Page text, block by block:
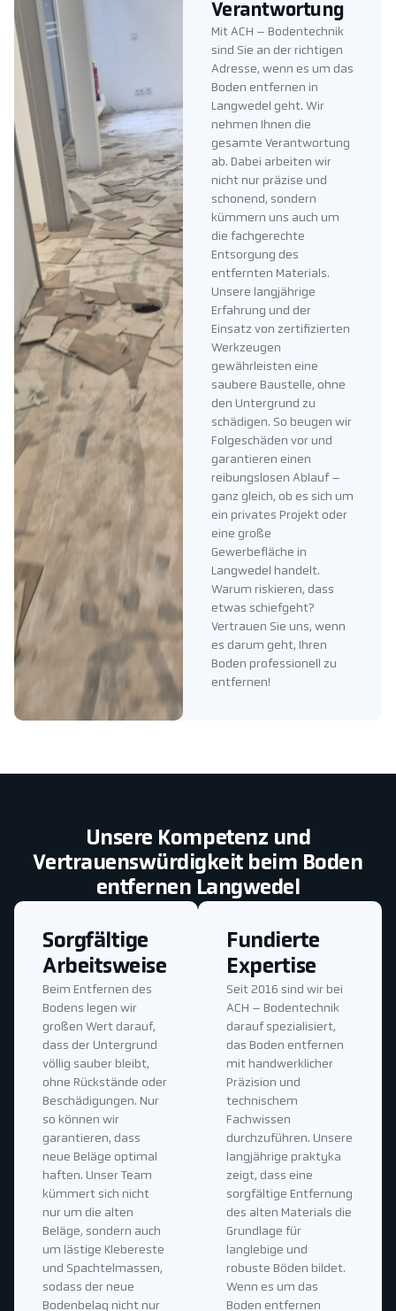
Verantwortung
Mit ACH – Bodentechnik
sind Sie an der richtigen
Adresse, wenn es um das
Boden entfernen in
Langwedel geht. Wir
nehmen Ihnen die
gesamte Verantwortung
ab. Dabei arbeiten wir
nicht nur präzise und
schonend, sondern
kümmern uns auch um
die fachgerechte
Entsorgung des
entfernten Materials.
Unsere langjährige
Erfahrung und der
Einsatz von zertifizierten
Werkzeugen
gewährleisten eine
saubere Baustelle, ohne
den Untergrund zu
schädigen. So beugen wir
Folgeschäden vor und
garantieren einen
reibungslosen Ablauf –
ganz gleich, ob es sich um
ein privates Projekt oder
eine große
Gewerbefläche in
Langwedel handelt.
Warum riskieren, dass
etwas schiefgeht?
Vertrauen Sie uns, wenn
es darum geht, Ihren
Boden professionell zu
entfernen!
Unsere Kompetenz und
Vertrauenswürdigkeit beim Boden
entfernen Langwedel
Fundierte
Expertise
Seit 2016 sind wir bei
ACH – Bodentechnik
darauf spezialisiert,
das Boden entfernen
mit handwerklicher
Präzision und
technischem
Fachwissen
durchzuführen. Unsere
langjährige praktyka
zeigt, dass eine
sorgfältige Entfernung
des alten Materials die
Grundlage für
langlebige und
robuste Böden bildet.
Wenn es um das
Boden entfernen
Sorgfältige
Arbeitsweise
Beim Entfernen des
Bodens legen wir
großen Wert darauf,
dass der Untergrund
völlig sauber bleibt,
ohne Rückstände oder
Beschädigungen. Nur
so können wir
garantieren, dass
neue Beläge optimal
haften. Unser Team
kümmert sich nicht
nur um die alten
Beläge, sondern auch
um lästige Klebereste
und Spachtelmassen,
sodass der neue
Bodenbelag nicht nur